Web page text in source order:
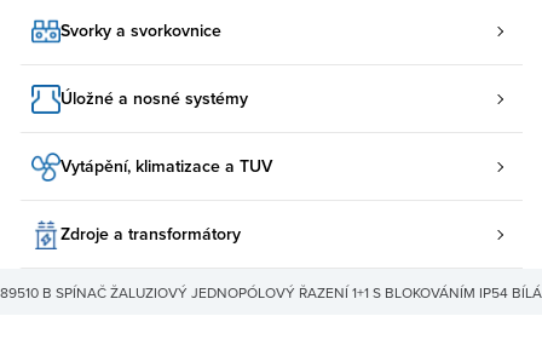
Svorky a svorkovnice
Úložné a nosné systémy
Vytápění, klimatizace a TUV
Zdroje a transformátory
B SPÍNAČ ŽALUZIOVÝ JEDNOPÓLOVÝ ŘAZENÍ 1+1 S BLOKOVÁNÍM IP54 BÍLÁ